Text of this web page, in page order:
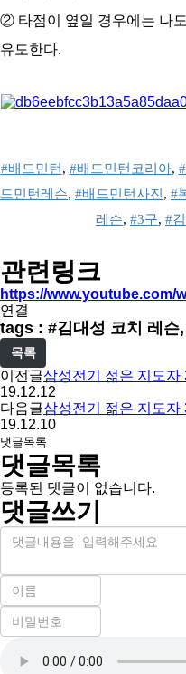
② 타점이 옆일 경우에는 나
유도한다.
#배드민턴, #배드민턴코리아,
드민턴레슨, #배드민턴사진, #
레슨, #3구, #
관련링크
https://www.youtube.com/
연결
tags : #김대성 코치 레슨
목록
이전글삼성전기 젊은 지도자
19.12.12
다음글삼성전기 젊은 지도자
19.12.10
댓글목록
댓글목록
등록된 댓글이 없습니다.
댓글쓰기
내
이
필
수
비
밀